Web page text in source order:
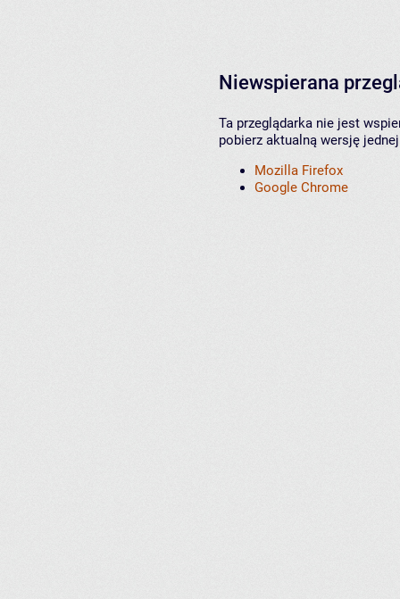
Niewspierana
Ta przeglądarka nie jest
pobierz aktualną wersję
Mozilla Firefox
Google Chrome